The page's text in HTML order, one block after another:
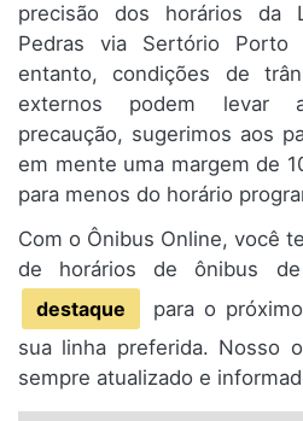
precisão dos horários da
Pedras via Sertório Porto
entanto, condições de
externos podem levar
precaução, sugerimos aos
em mente uma margem de
para menos do horário
Com o Ônibus Online, você
de horários de ônibus
destaque
para o
sua linha preferida. Nosso
sempre atualizado e